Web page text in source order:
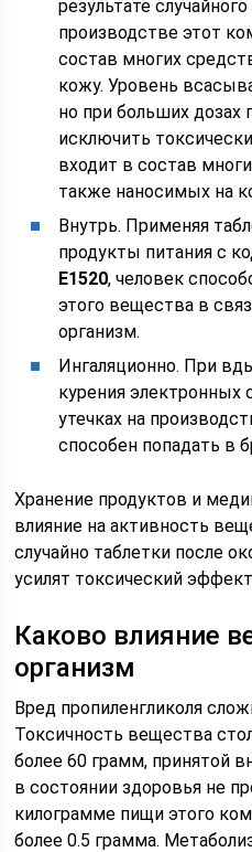
результате
производстве этот
состав многих
кожу. Уровень
но при больших дозах
исключить
входит в состав
также наносимых на
Внутрь. Применяя
продукты питания с
Е1520, человек
этого вещества в
организм.
Ингаляционно. При
курения электронных
утечках на
способен попадать в
Хранение продуктов и
влияние на активность
случайно таблетки после
усилят токсический
Каково влияние
организм
Вред пропиленгликоля
Токсичность вещества
более 60 грамм, принятой
в состоянии здоровья не
килограмме пищи этого
более 0.5 грамма.